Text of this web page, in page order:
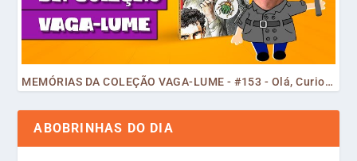
MEMÓRIAS DA COLEÇÃO VAGA-LUME - #153 - Olá, Curiosos! 2023
ABOBRINHAS DO DIA